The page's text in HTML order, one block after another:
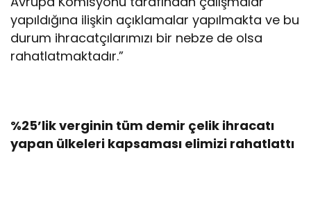
yapıldığına ilişkin açıklamalar yapılmakta ve bu
durum ihracatçılarımızı bir nebze de olsa
rahatlatmaktadır.”
%25’lik verginin tüm demir çelik ihracatı
yapan ülkeleri kapsaması elimizi rahatlattı